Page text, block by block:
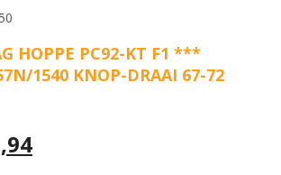
HOPPE PC92-KT F1 ***
1540 KNOP-DRAAI 67-72